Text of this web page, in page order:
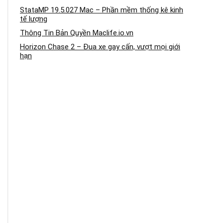
StataMP 19.5.027 Mac – Phần mềm thống kê kinh
tế lượng
Thông Tin Bản Quyền Maclife.io.vn
Horizon Chase 2 – Đua xe gay cấn, vượt mọi giới
hạn